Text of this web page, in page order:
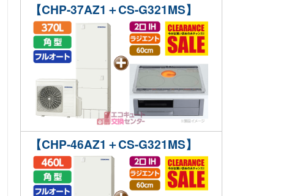
【CHP-37AZ1＋CS-G321MS】
【CHP-46AZ1＋CS-G321MS】